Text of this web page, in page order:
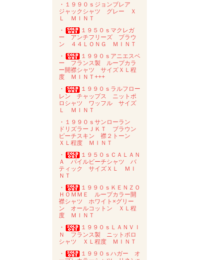
・１９９０ｓジョンブレア
ジャックシャツ グレー Ｘ
Ｌ ＭＩＮＴ
・
１９５０ｓマクレガ
ー アンチフリーズ ブラウ
ン ４４ＬＯＮＧ ＭＩＮＴ
・
１９９０ｓアニエスベ
ー フランス製 ループカラ
ー開襟シャツ サイズＸＬ程
度 ＭＩＮＴ+++
・
１９９０ｓラルフロー
レン チャップス ニットポ
ロシャツ ワッフル サイズ
Ｌ ＭＩＮＴ
・１９９０ｓサンローラン
ドリズラーＪＫＴ ブラウン
ピーチスキン 襟２トーン
ＸＬ程度 ＭＩＮＴ
・
１９５０ｓＣＡＬＡＮ
Ａ パイルビーチシャツ バ
ティック サイズＸＬ ＭＩ
ＮＴ
・
１９９０ｓＫＥＮＺＯ
ＨＯＭＭＥ ループカラー開
襟シャツ ホワイト×グリー
ン オールコットン ＸＬ程
度 ＭＩＮＴ
・
１９９０ｓＬＡＮＶＩ
Ｎ フランス製 ニットポロ
シャツ ＸＬ程度 ＭＩＮＴ
・
１９９０ｓハガー オ